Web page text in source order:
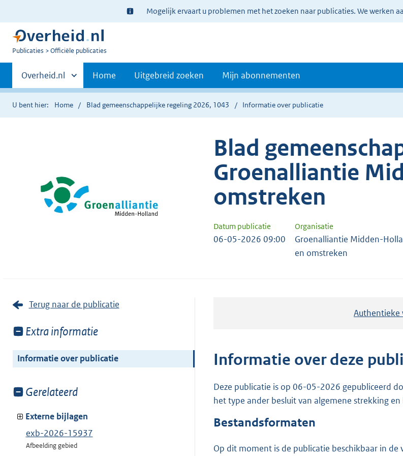
Ter
informatie:
Mogelijk ervaart u problemen met het zoeken naar publicaties. We werken
U
Publicaties Officiële publicaties
Primaire
navigatie
Andere
sites
binnen
Overheid.nl Home Uitgebreid zoeken Mijn abonnementen
U bent hier: Home Blad gemeenschappelijke regeling 2026, 1043 Informatie over publicatie
Blad
Groenalliantie
omstreken
Datum publicatie Organisatie
06-05-2026 09:00
Groenalliantie Midden-
en omstreken
Terug naar de publicatie
Toon
van:
Extra informatie
Informatie over publicatie
Toon
van:
Gerelateerd
Externe bijlagen
exb-2026-15937
Afbeelding gebied
Authentieke
Informatie over deze
Deze publicatie is op 06-05-2026 gepubliceerd
het type ander besluit van algemene strekking
Bestandsformaten
Op dit moment is de publicatie beschikbaar in